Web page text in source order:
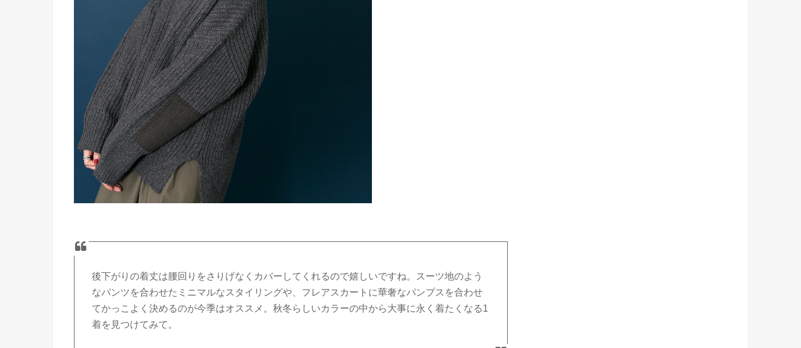
後下がりの着丈は腰回りをさりげなくカバーしてくれるので嬉しいですね。スーツ地のよう
なパンツを合わせたミニマルなスタイリングや、フレアスカートに華奢なパンプスを合わせ
てかっこよく決めるのが今季はオススメ。秋冬らしいカラーの中から大事に永く着たくなる1
着を見つけてみて。